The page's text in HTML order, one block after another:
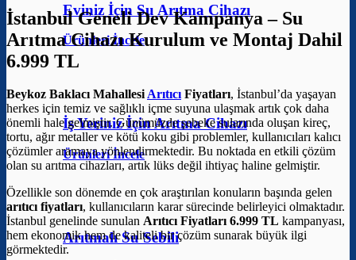
Eviniz İçin Su Arıtma Cihazı
Ürünleri İncele
İş Yeriniz İçin Arıtma Cihazı
Ürünleri İncele
Arıtmalı Su Sebili
İstanbul Geneli Dev Kampanya – Su
Arıtma Cihazı Kurulum ve Montaj Dahil
6.999 TL
Beykoz Baklacı MahallesiArıtıcıFiyatları, İstanbul’da yaşayan
herkes için temiz ve sağlıklı içme suyuna ulaşmak artık çok daha
önemli hale gelmiştir. Günümüzde şebeke sularında oluşan kireç,
tortu, ağır metaller ve kötü koku gibi problemler, kullanıcıları kalıcı
çözümler aramaya yönlendirmektedir. Bu noktada en etkili çözüm
olan su arıtma cihazları, artık lüks değil ihtiyaç haline gelmiştir.
Özellikle son dönemde en çok araştırılan konuların başında gelen
arıtıcı fiyatları, kullanıcıların karar sürecinde belirleyici olmaktadır.
İstanbul genelinde sunulan Arıtıcı Fiyatları 6.999 TL kampanyası,
hem ekonomik hem de kaliteli bir çözüm sunarak büyük ilgi
görmektedir.